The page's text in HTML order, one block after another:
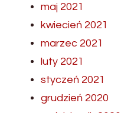
maj 2021
kwiecień 2021
marzec 2021
luty 2021
styczeń 2021
grudzień 2020